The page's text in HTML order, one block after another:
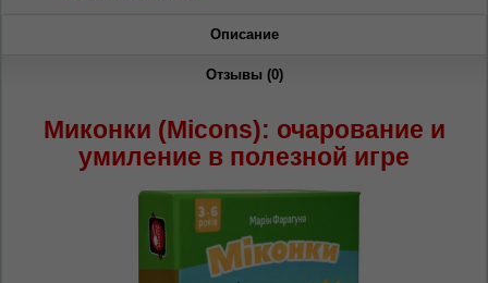
Описание
Отзывы (0)
Миконки (Micons): очарование и
умиление в полезной игре
На каком языке Вы хотите
просматривать наш сайт?
În ce limbă ați dori să vedeți site-ul nostru?
Беспокоим Вас только один раз, далее
сохраним Ваш выбор языка.
Vă vom deranja doar o singură dată, apoi vă